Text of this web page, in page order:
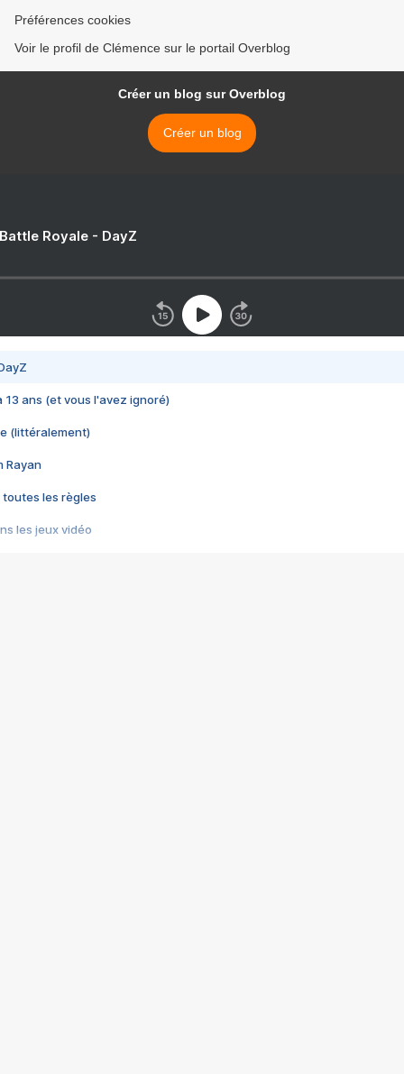
Préférences cookies
Voir le profil de Clémence sur le portail Overblog
Créer un blog sur Overblog
Créer un blog
Royale - DayZ
13 ans (et vous l'avez ignoré)
(littéralement)
Rayan
toutes les règles
les jeux vidéo